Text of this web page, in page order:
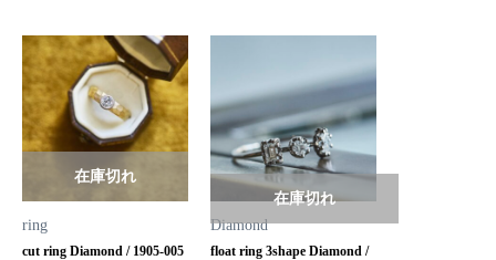
ring
cut ring Diamond / 1905-005
在庫切れ
Diamond
float ring 3shape Diamond /
在庫切れ